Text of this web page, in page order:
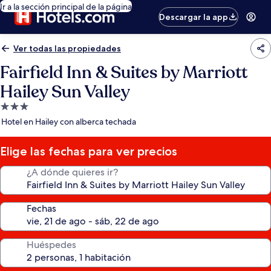
Ir a la sección principal de la página
Descargar la app
Ver todas las propiedades
Fairfield Inn & Suites by Marriott
Hailey Sun Valley
Propiedad
de
estrellas
Hotel en Hailey con alberca techada
Elige las fechas para ver precios
¿A dónde quieres ir?
Fechas
Huéspedes